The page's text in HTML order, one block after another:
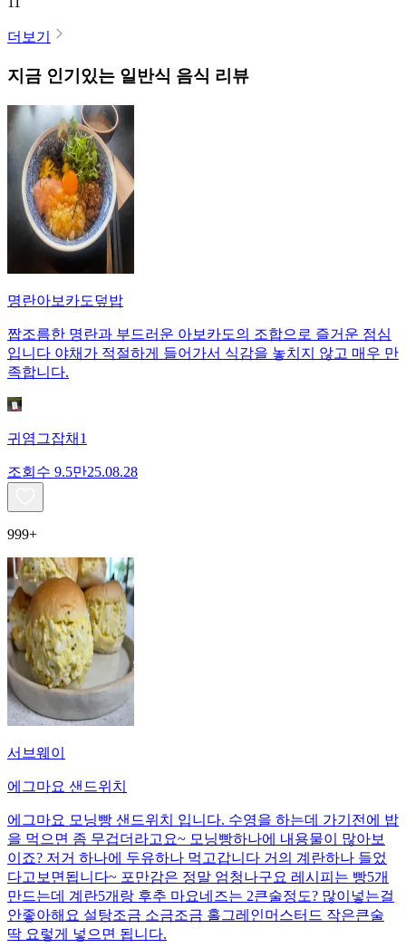
더보기
지금 인기있는 일반식 음식 리뷰
명란아보카도덮밥
짭조름한 명란과 부드러운 아보카도의 조합으로 즐거운 점심
입니다 야채가 적절하게 들어가서 식감을 놓치지 않고 매우 만
족합니다.
귀염그잡채1
조회수 9.5만25.08.28
999+
서브웨이
에그마요 샌드위치
에그마요 모닝빵 샌드위치 입니다. 수영을 하는데 가기전에 밥
을 먹으면 좀 무겁더라고요~ 모닝빵하나에 내용물이 많아보
이죠? 저거 하나에 두유하나 먹고갑니다 거의 계란하나 들었
다고보면됩니다~ 포만감은 정말 엄청나구요 레시피는 빵5개
만드는데 계란5개랑 후추 마요네즈는 2큰술정도? 많이넣는걸
안좋아해요 설탕조금 소금조금 홀그레인머스터드 작은큰술
딱 요렇게 넣으면 됩니다.